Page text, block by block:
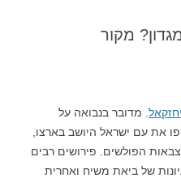
מקור
. מדובר בנבואה על
את עם ישראל היושב בארצו,
הפולשים. פירושים רבים
של ביאת משיח ואחרית